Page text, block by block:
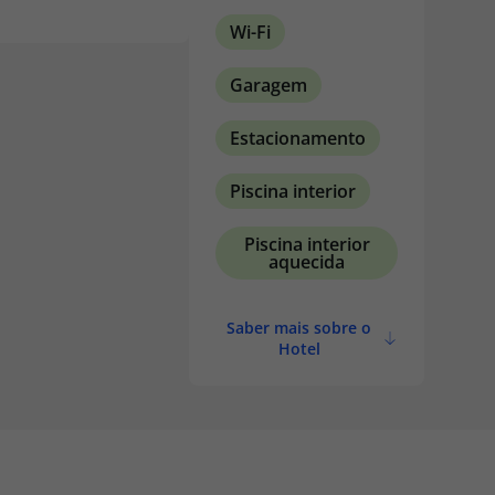
de carro. O
Wi-Fi
Garagem
Estacionamento
Piscina interior
Piscina interior
aquecida
Saber mais sobre o
Hotel